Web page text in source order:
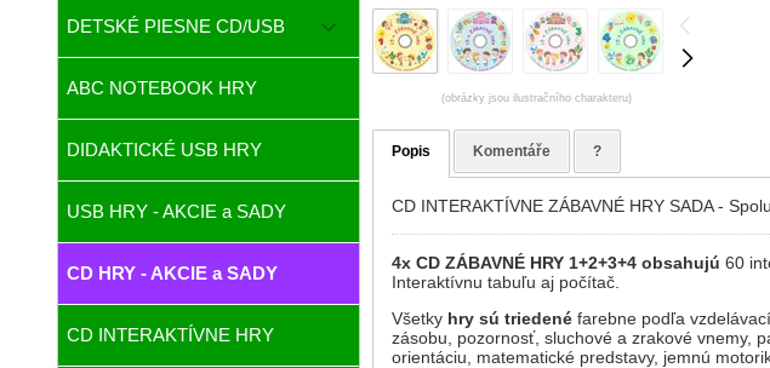
DETSKÉ PIESNE CD/USB
ABC NOTEBOOK HRY
DIDAKTICKÉ USB HRY
USB HRY - AKCIE a SADY
CD HRY - AKCIE a SADY
CD INTERAKTÍVNE HRY
(obrázky jsou ilustračního charakteru)
Popis Komentáře ?
CD INTERAKTÍVNE ZÁBAVNÉ HRY SADA -
4x CD ZÁBAVNÉ HRY 1+2+3+4 obsahujú 60
Interaktívnu tabuľu aj počítač.
Všetky hry sú triedené farebne podľa
zásobu, pozornosť, sluchové a zrakové vnemy,
orientáciu, matematické predstavy, jemnú